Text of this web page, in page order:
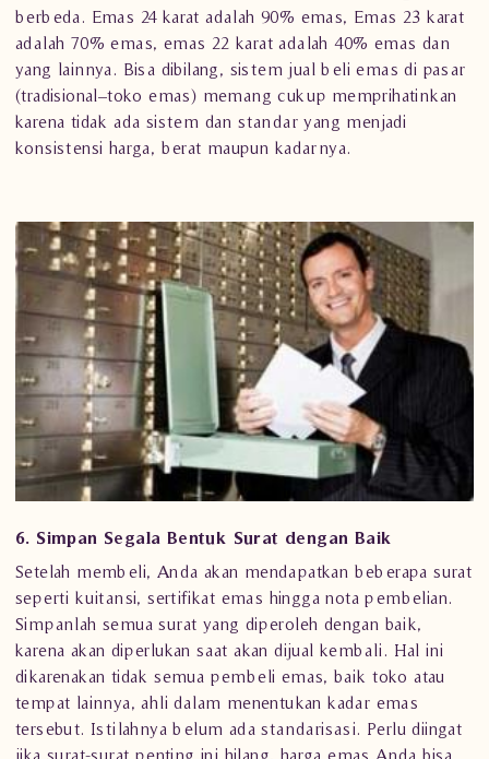
berbeda. Emas 24 karat adalah 90% emas, Emas 23 karat
adalah 70% emas, emas 22 karat adalah 40% emas dan
yang lainnya. Bisa dibilang, sistem jual beli emas di pasar
(tradisional–toko emas) memang cukup memprihatinkan
karena tidak ada sistem dan standar yang menjadi
konsistensi harga, berat maupun kadarnya.
6. Simpan Segala Bentuk Surat dengan Baik
Setelah membeli, Anda akan mendapatkan beberapa surat
seperti kuitansi, sertifikat emas hingga nota pembelian.
Simpanlah semua surat yang diperoleh dengan baik,
karena akan diperlukan saat akan dijual kembali. Hal ini
dikarenakan tidak semua pembeli emas, baik toko atau
tempat lainnya, ahli dalam menentukan kadar emas
tersebut. Istilahnya belum ada standarisasi. Perlu diingat
jika surat-surat penting ini hilang, harga emas Anda bisa